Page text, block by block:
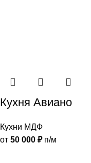
Кухня Авиано
Кухни МДФ
от 50 000 ₽п/м